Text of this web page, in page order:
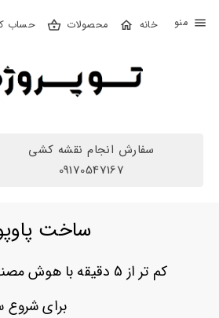
محصولات حساب کاربری خرید
بستن
محصولات
سفارش انجام نقشه کشی
09170547167
ساخت
کم تر از 5 دقیقه با هوش مصنوعی
برای شروع